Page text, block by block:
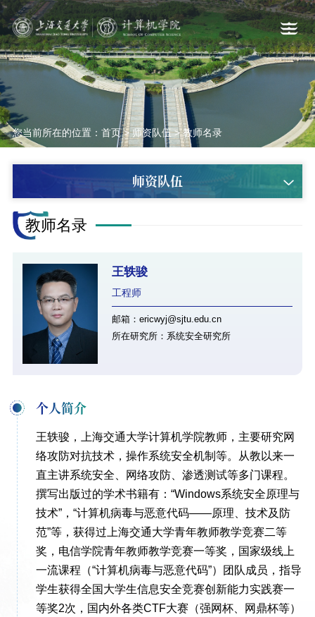
您当前所在的位置： 首页>师资队伍>教师名录
师资队伍
教师名录
王轶骏
工程师
邮箱：ericwyj@sjtu.edu.cn
所在研究所：系统安全研究所
个人简介
王轶骏，上海交通大学计算机学院教师，主要研究网
络攻防对抗技术，操作系统安全机制等。从教以来一
直主讲系统安全、网络攻防、渗透测试等多门课程。
撰写出版过的学术书籍有：“Windows系统安全原理与
技术”，“计算机病毒与恶意代码——原理、技术及防
范”等，获得过上海交通大学青年教师教学竞赛二等
奖，电信学院青年教师教学竞赛一等奖，国家级线上
一流课程（“计算机病毒与恶意代码”）团队成员，指导
学生获得全国大学生信息安全竞赛创新能力实践赛一
等奖2次，国内外各类CTF大赛（强网杯、网鼎杯等）